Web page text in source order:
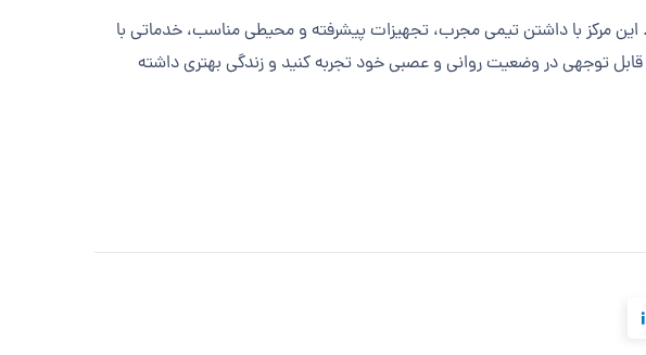
این مرکز با داشتن تیمی مجرب، تجهیزات پیشرفته و محیطی مناسب، خدماتی با
قابل توجهی در وضعیت روانی و عصبی خود تجربه کنید و زندگی بهتری داشته